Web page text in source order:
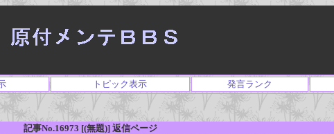
トピック表示 発言ランク
記事No.16973 [(無題)] 返信ページ